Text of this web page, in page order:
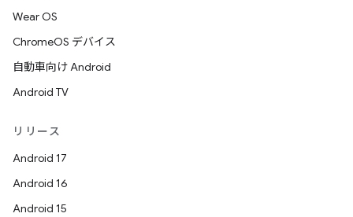
Wear OS
ChromeOS デバイス
自動車向け Android
Android TV
リリース
Android 17
Android 16
Android 15